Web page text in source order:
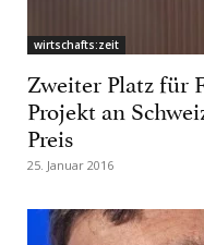
wirtschafts:zeit
Zweiter Platz für
Projekt an
Preis
25. Januar 2016